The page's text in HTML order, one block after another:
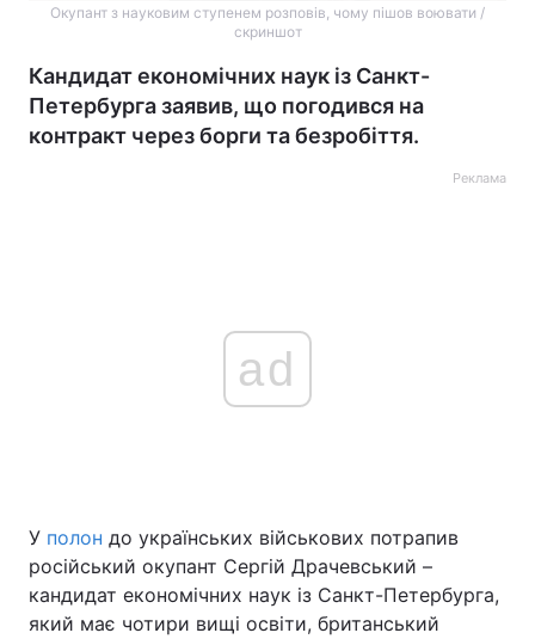
Україна Політика
Економіка Світ
Окупант з науковим ступенем розповів, чому пішов воювати /
скриншот
Кандидат економічних наук із Санкт-
Петербурга заявив, що погодився на
контракт через борги та безробіття.
Реклама
ad
У полон до українських військових потрапив
російський окупант Сергій Драчевський –
кандидат економічних наук із Санкт-Петербурга,
який має чотири вищі освіти, британський